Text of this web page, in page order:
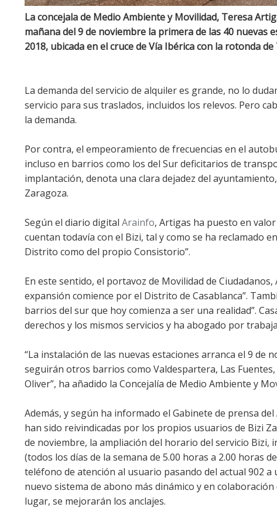
La concejala de Medio Ambiente y Movilidad, Teresa
mañana del 9 de noviembre la primera de las 40 nuevas
2018, ubicada en el cruce de Vía Ibérica con la rotonda
La demanda del servicio de alquiler es grande, no lo
servicio para sus traslados, incluidos los relevos. Pero
la demanda.
Por contra, el empeoramiento de frecuencias en el
incluso en barrios como los del Sur deficitarios de
implantación, denota una clara dejadez del
Zaragoza.
Según el diario digital Arainfo, Artigas ha puesto en
cuentan todavía con el Bizi, tal y como se ha reclamado
Distrito como del propio Consistorio”.
En este sentido, el portavoz de Movilidad de
expansión comience por el Distrito de Casablanca”.
barrios del sur que hoy comienza a ser una realidad”.
derechos y los mismos servicios y ha abogado por
“La instalación de las nuevas estaciones arranca el 9
seguirán otros barrios como Valdespartera, Las
Oliver”, ha añadido la Concejalía de Medio Ambiente y
Además, y según ha informado el Gabinete de prensa
han sido reivindicadas por los propios usuarios de Bizi
de noviembre, la ampliación del horario del servicio
(todos los días de la semana de 5.00 horas a 2.00 horas
teléfono de atención al usuario pasando del actual 902
nuevo sistema de abono más dinámico y en
lugar, se mejorarán los anclajes.